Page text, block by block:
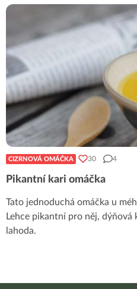
CIZRNOVÁ OMÁČKA 30 4
Pikantní kari omáčka
Tato jednoduchá omáčka u
Lehce pikantní pro něj, dýňová
lahoda.